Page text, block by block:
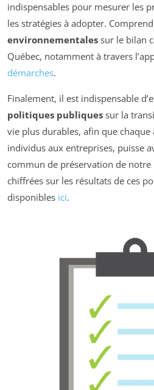
indispensables pour mesurer les
les stratégies à adopter.
environnementales sur le bilan
Québec, notamment à travers
démarches.
Finalement, il est indispensable
politiques publiques sur la
vie plus durables, afin que chaque
individus aux entreprises, puisse
commun de préservation de notre
chiffrées sur les résultats de ces
disponibles ici.